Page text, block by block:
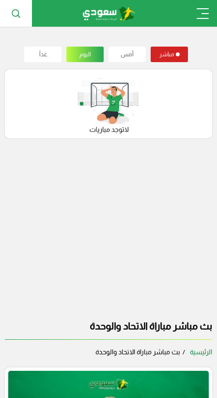
مباشر أمس اليوم غداً
بث مباشر مباراة الاتحاد والوحدة
الرئيسية بث مباشر مباراة الاتحاد والوحدة